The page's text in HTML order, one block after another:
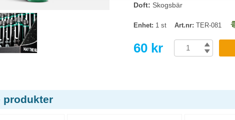
Doft: Skogsbär
Enhet: 1 st Art.nr: TER-081
60 kr
produkter